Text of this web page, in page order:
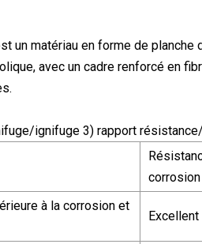
un matériau en forme de
avec un cadre renforcé en
ignifuge 3) rapport
corrosion
à la corrosion et
Excellent